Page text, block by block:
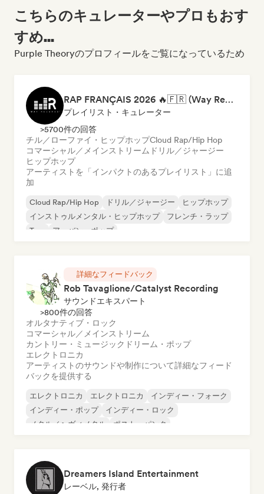
こちらのキュレーターやプロもおす
すめ...
Purple Theoryのプロフィールをご覧になっているため
RAP FRANÇAIS 2026 🔥🇫🇷 (Way Records)
プレイリスト・キュレーター
>5700件の回答
チル／ローファイ・ヒップホップCloud Rap/Hip Hop
コマーシャル／メインストリーム ドリル／ジャージー
ヒップホップ
アーティストを「インパクトのあるプレイリスト」に追
加
Cloud Rap/Hip Hop ドリル／ジャージー
ヒップホップ
インストゥルメンタル・ヒップホップ
フレンチ・ラップ
Trap
アーバン・ポップ
詳細なフィードバック
Rob Tavaglione/Catalyst Recording
サウンドエキスパート
>800件の回答
オルタナティブ・ロック
コマーシャル／メインストリーム
カントリー・ミュージック ドリーム・ポップ
エレクトロニカ
アーティストのサウンドや制作について詳細なフィード
バックを提供する
エレクトロニカ エレクトロニカ
インディー・フォーク
インディー・ポップ
インディー・ロック
メタル／ヘヴィメタル
ポスト・パンク
Dreamers Island Entertainment
レーベル, 発行者